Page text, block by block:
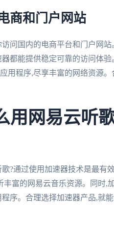
商和门户网站
问国内的电商平台和门户网
都能提供稳定可靠的访问体
用程序,尽享丰富的网络资源
用网易云听
?通过使用加速器技术是最有
丰富的网易云音乐资源。同时,
序。合理选择加速器产品,就